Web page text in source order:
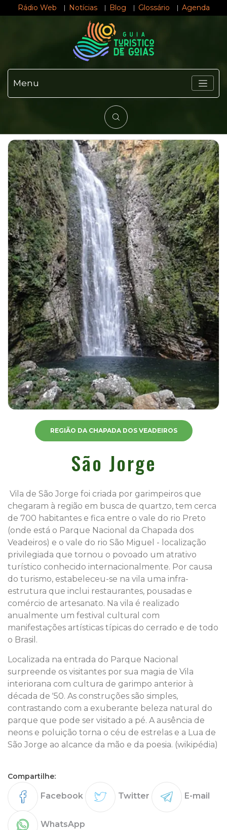
Rádio Web Notícias Blog Glossário Agenda
Menu
REGIÃO DA CHAPADA DOS VEADEIROS
São Jorge
Vila de São Jorge foi criada por garimpeiros que
chegaram à região em busca de quartzo, tem cerca
de 700 habitantes e fica entre o vale do rio Preto
(onde está o Parque Nacional da Chapada dos
Veadeiros) e o vale do rio São Miguel - localização
privilegiada que tornou o povoado um atrativo
turístico conhecido internacionalmente. Por causa
do turismo, estabeleceu-se na vila uma infra-
estrutura que inclui restaurantes, pousadas e
comércio de artesanato. Na vila é realizado
anualmente um festival cultural com
manifestações artísticas típicas do cerrado e de todo
o Brasil.
Localizada na entrada do Parque Nacional
surpreende os visitantes por sua magia de Vila
interiorana com cultura de garimpo anterior à
década de '50. As construções são simples,
contrastando com a exuberante beleza natural do
parque que pode ser visitado a pé. A ausência de
neons e poluição torna o céu de estrelas e a Lua de
São Jorge ao alcance da mão e da poesia. (wikipédia)
Compartilhe:
Facebook Twitter E-mail
WhatsApp